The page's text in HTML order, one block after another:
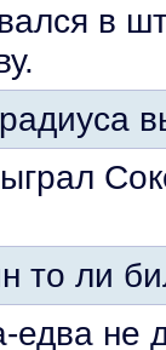
в
то ли
едва не